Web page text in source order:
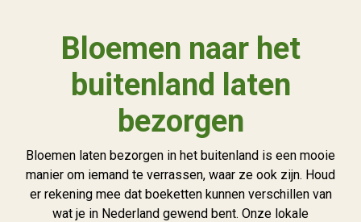
Bloemen naar het
buitenland laten
bezorgen
Bloemen laten bezorgen in het buitenland is een mooie
manier om iemand te verrassen, waar ze ook zijn. Houd
er rekening mee dat boeketten kunnen verschillen van
wat je in Nederland gewend bent. Onze lokale